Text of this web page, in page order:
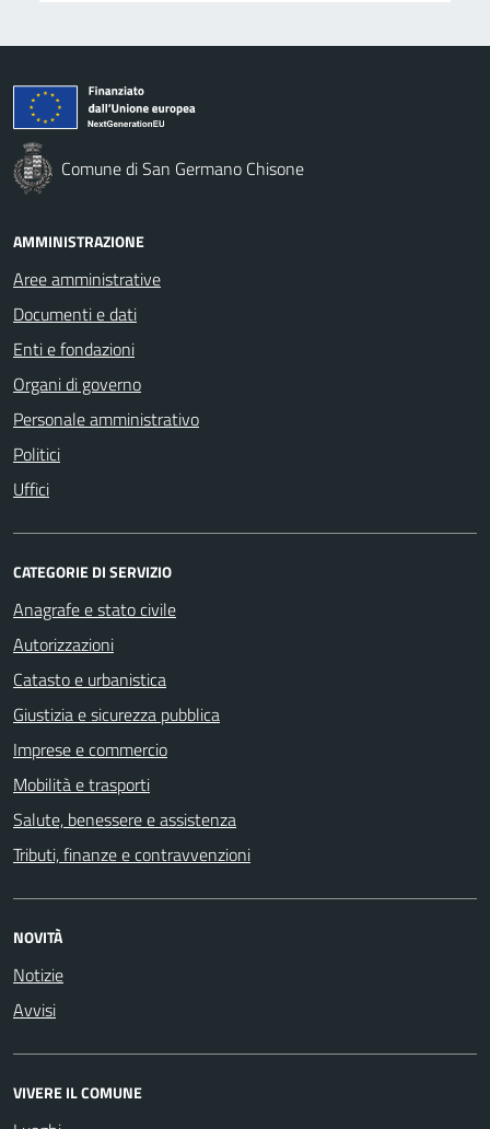
Comune di San Germano Chisone
AMMINISTRAZIONE
Aree amministrative
Documenti e dati
Enti e fondazioni
Organi di governo
Personale amministrativo
Politici
Uffici
CATEGORIE DI SERVIZIO
Anagrafe e stato civile
Autorizzazioni
Catasto e urbanistica
Giustizia e sicurezza pubblica
Imprese e commercio
Mobilità e trasporti
Salute, benessere e assistenza
Tributi, finanze e contravvenzioni
NOVITÀ
Notizie
Avvisi
VIVERE IL COMUNE